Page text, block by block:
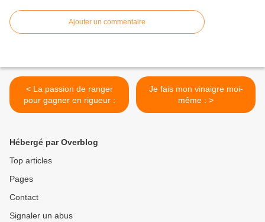
Ajouter un commentaire
< La passion de ranger
pour gagner en rigueur :
Je fais mon vinaigre moi-
même : >
Hébergé par Overblog
Top articles
Pages
Contact
Signaler un abus